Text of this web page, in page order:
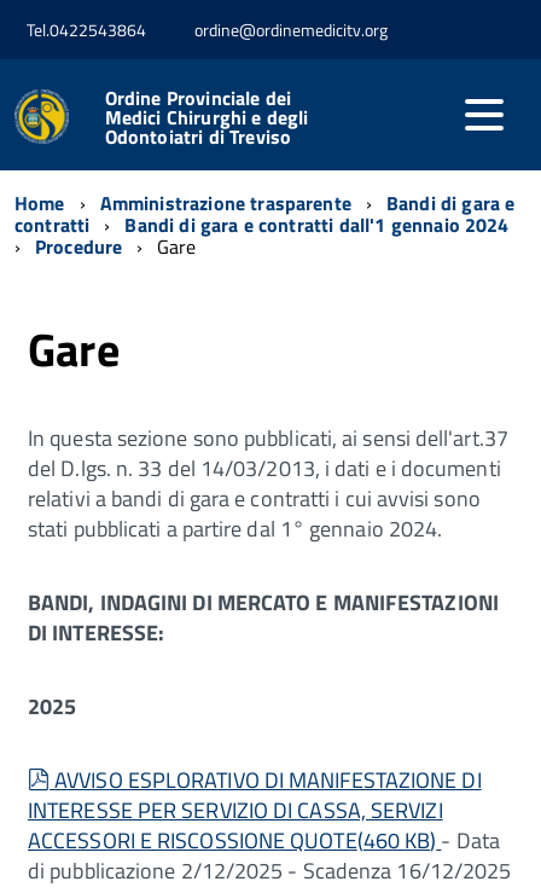
Tel.0422543864 ordine@ordinemedicitv.org
Ordine Provinciale dei
Medici Chirurghi e degli
Odontoiatri di Treviso
Home Amministrazione trasparente Bandi di gara e
contratti Bandi di gara e contratti dall'1 gennaio 2024
Procedure Gare
Gare
In questa sezione sono pubblicati, ai sensi dell'art.37
del D.lgs. n. 33 del 14/03/2013, i dati e i documenti
relativi a bandi di gara e contratti i cui avvisi sono
stati pubblicati a partire dal 1° gennaio 2024.
BANDI, INDAGINI DI MERCATO E MANIFESTAZIONI
DI INTERESSE:
2025
pdf
AVVISO ESPLORATIVO DI MANIFESTAZIONE DI
INTERESSE PER SERVIZIO DI CASSA, SERVIZI
ACCESSORI E RISCOSSIONE QUOTE(460 KB) - Data
di pubblicazione 2/12/2025 - Scadenza 16/12/2025